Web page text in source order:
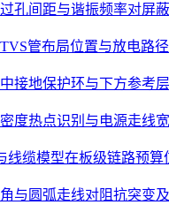
孔间距与谐振频率对屏
管布局位置与放电路
接地保护环与下方参考
度热点识别与电源走线
线缆模型在板级链路预算
与圆弧走线对阻抗突变